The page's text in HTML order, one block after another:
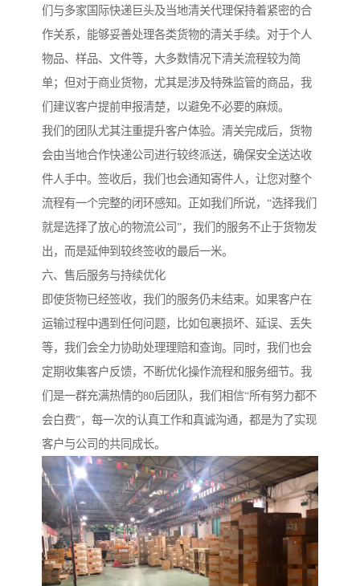
们与多家国际快递巨头及当地清关代理保持着紧密的合
作关系，能够妥善处理各类货物的清关手续。对于个人
物品、样品、文件等，大多数情况下清关流程较为简
单；但对于商业货物，尤其是涉及特殊监管的商品，我
们建议客户提前申报清楚，以避免不必要的麻烦。
我们的团队尤其注重提升客户体验。清关完成后，货物
会由当地合作快递公司进行较终派送，确保安全送达收
件人手中。签收后，我们也会通知寄件人，让您对整个
流程有一个完整的闭环感知。正如我们所说，“选择我们
就是选择了放心的物流公司”，我们的服务不止于货物发
出，而是延伸到较终签收的最后一米。
六、售后服务与持续优化
即使货物已经签收，我们的服务仍未结束。如果客户在
运输过程中遇到任何问题，比如包裹损坏、延误、丢失
等，我们会全力协助处理理赔和查询。同时，我们也会
定期收集客户反馈，不断优化操作流程和服务细节。我
们是一群充满热情的80后团队，我们相信“所有努力都不
会白费”，每一次的认真工作和真诚沟通，都是为了实现
客户与公司的共同成长。